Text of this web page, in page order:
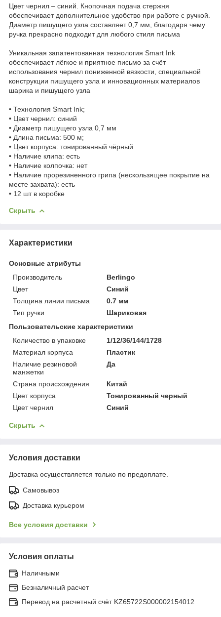
Цвет чернил – синий. Кнопочная подача стержня
обеспечивает дополнительное удобство при работе с ручкой.
Диаметр пишущего узла составляет 0,7 мм, благодаря чему
ручка прекрасно подходит для любого стиля письма
Уникальная запатентованная технология Smart Ink
обеспечивает лёгкое и приятное письмо за счёт
использования чернил пониженной вязкости, специальной
конструкции пишущего узла и инновационных материалов
шарика и пишущего узла
• Технология Smart Ink;
• Цвет чернил: синий
• Диаметр пишущего узла 0,7 мм
• Длина письма: 500 м;
• Цвет корпуса: тонированный чёрный
• Наличие клипа: есть
• Наличие колпочка: нет
• Наличие прорезиненного грипа (нескользящее покрытие на
месте захвата): есть
• 12 шт в коробке
Скрыть
Характеристики
Основные атрибуты
Производитель
Berlingo
Цвет
Синий
Толщина линии письма
0.7 мм
Тип ручки
Шариковая
Пользовательские характеристики
Количество в упаковке
1/12/36/144/1728
Материал корпуса
Пластик
Наличие резиновой
манжетки
Да
Страна происхождения
Китай
Цвет корпуса
Тонированный черный
Цвет чернил
Синий
Скрыть
Условия доставки
Доставка осуществляется только по предоплате.
Самовывоз
Доставка курьером
Все условия доставки
Условия оплаты
Наличными
Безналичный расчет
Перевод на расчетный счёт KZ65722S000002154012